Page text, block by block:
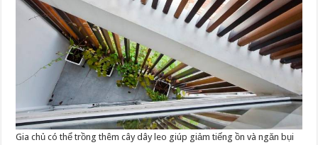
Gia chủ có thể trồng thêm cây dây leo giúp giảm tiếng ồn và ngăn bụi